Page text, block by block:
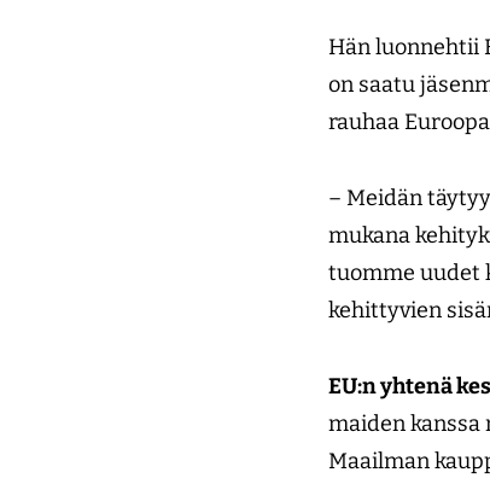
Hän luonnehtii
on saatu
rauhaa
– Meidän
mukana
tuomme uudet
kehittyvien
EU:n yhtenä
maiden
Maailman